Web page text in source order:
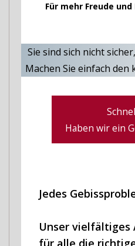
Für mehr Freude
Sie sind sich nicht
Machen Sie einfach den
Haben wir ein
Jedes
Unser
für alle die